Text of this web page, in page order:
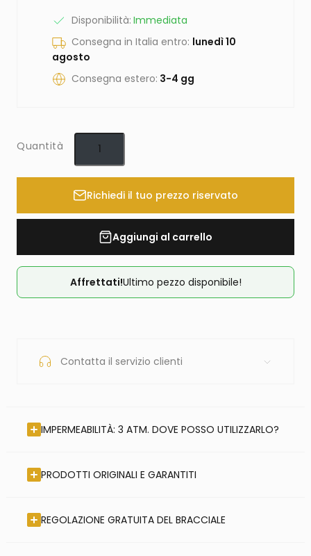
Disponibilità: Immediata
Consegna in Italia entro: lunedì 10
agosto
Consegna estero: 3-4 gg
Quantità
Richiedi il tuo prezzo riservato
Aggiungi al carrello
Affrettati!Ultimo pezzo disponibile!
Contatta il servizio clienti
IMPERMEABILITÀ: 3 ATM. DOVE POSSO UTILIZZARLO?
PRODOTTI ORIGINALI E GARANTITI
REGOLAZIONE GRATUITA DEL BRACCIALE